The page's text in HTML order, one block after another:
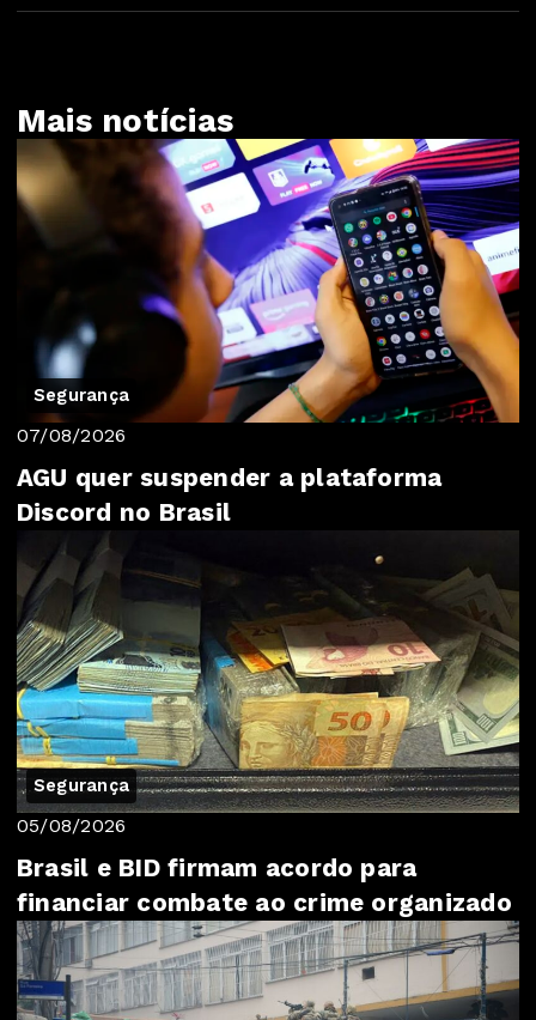
Mais notícias
Segurança
07/08/2026
AGU quer suspender a plataforma
Discord no Brasil
Segurança
05/08/2026
Brasil e BID firmam acordo para
financiar combate ao crime organizado